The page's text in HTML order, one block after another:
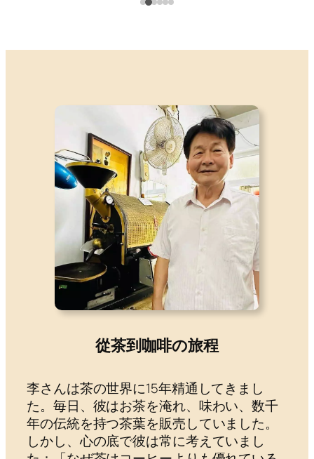
從茶到咖啡の旅程
李さんは茶の世界に15年精通してきまし
た。毎日、彼はお茶を淹れ、味わい、数千
年の伝統を持つ茶葉を販売していました。
しかし、心の底で彼は常に考えていまし